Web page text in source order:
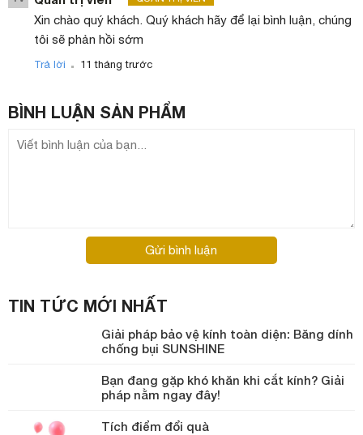
Xin chào quý khách. Quý khách hãy để lại bình luận, chúng
tôi sẽ phản hồi sớm
Trả lời . 11 tháng trước
BÌNH LUẬN SẢN PHẨM
Gửi bình luận
TIN TỨC MỚI NHẤT
Giải pháp bảo vệ kính toàn diện: Băng dính
chống bụi SUNSHINE
Bạn đang gặp khó khăn khi cắt kính? Giải
pháp nằm ngay đây!
Tích điểm đổi quà